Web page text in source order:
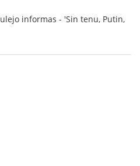
informas - 'Sin tenu, Putin,